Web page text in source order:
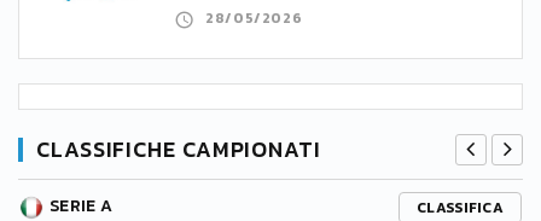
28/05/2026
CLASSIFICHE CAMPIONATI
SERIE A CLASSIFICA